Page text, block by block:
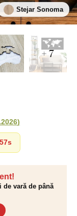
Stejar Sonoma
+ 7
de vară de până
)
56s